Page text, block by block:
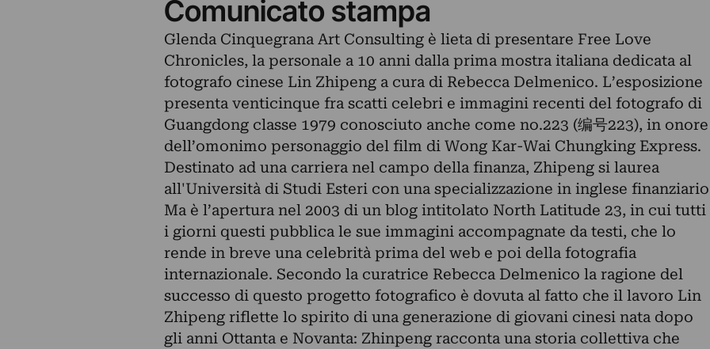
Comunicato stampa
Glenda Cinquegrana Art Consulting è lieta di presentare Free Love
Chronicles, la personale a 10 anni dalla prima mostra italiana dedicata al
fotografo cinese Lin Zhipeng a cura di Rebecca Delmenico. L’esposizione
presenta venticinque fra scatti celebri e immagini recenti del fotografo di
Guangdong classe 1979 conosciuto anche come no.223 (编号223), in onore
dell’omonimo personaggio del film di Wong Kar-Wai Chungking Express.
Destinato ad una carriera nel campo della finanza, Zhipeng si laurea
all'Università di Studi Esteri con una specializzazione in inglese
Ma è l’apertura nel 2003 di un blog intitolato North Latitude 23, in cui tutti
i giorni questi pubblica le sue immagini accompagnate da testi, che lo
rende in breve una celebrità prima del web e poi della fotografia
internazionale. Secondo la curatrice Rebecca Delmenico la ragione del
successo di questo progetto fotografico è dovuta al fatto che il lavoro Lin
Zhipeng riflette lo spirito di una generazione di giovani cinesi nata dopo
gli anni Ottanta e Novanta: Zhinpeng racconta una storia collettiva che